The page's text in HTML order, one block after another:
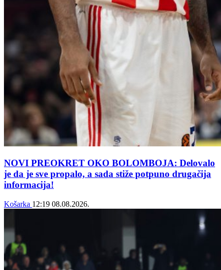
NOVI PREOKRET OKO BOLOMBOJA: Delovalo
je da je sve propalo, a sada stiže potpuno drugačija
informacija!
Košarka 12:19 08.08.2026.